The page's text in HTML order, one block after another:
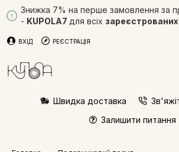
Знижка 7% на перше замовлення за
- KUPOLA7 для всіх зареєстрованих
ВХІД РЕЄСТРАЦІЯ
Швидка доставка
Залишити питання